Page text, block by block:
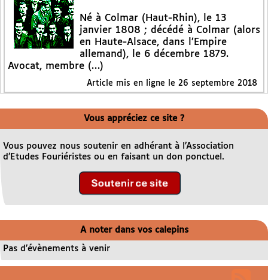
Né à Colmar (Haut-Rhin), le 13
janvier 1808 ; décédé à Colmar (alors
en Haute-Alsace, dans l’Empire
allemand), le 6 décembre 1879.
Avocat, membre (…)
Article mis en ligne le 26 septembre 2018
Vous appréciez ce site ?
Vous pouvez nous soutenir en adhérant à l’Association
d’Etudes Fouriéristes ou en faisant un don ponctuel.
A noter dans vos calepins
Pas d’évènements à venir